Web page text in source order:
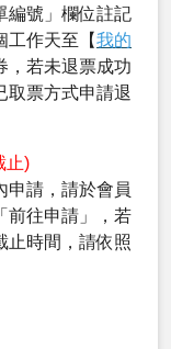
編號」欄位註記
工作天至【我的
，若未退票成功
取票方式申請退
止)
申請，請於會員
前往申請」，若
止時間，請依照